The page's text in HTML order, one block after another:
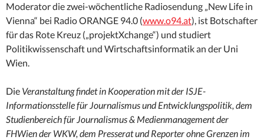
Moderator die zwei-wöchentliche Radiosendung „New Life in
Vienna“ bei Radio ORANGE 94.0 (www.o94.at), ist Botschafter
für das Rote Kreuz („projektXchange“) und studiert
Politikwissenschaft und Wirtschaftsinformatik an der Uni
Wien.
Die Veranstaltung findet in Kooperation mit der ISJE-
Informationsstelle für Journalismus und Entwicklungspolitik, dem
Studienbereich für Journalismus & Medienmanagement der
FHWien der WKW, dem Presserat und Reporter ohne Grenzen im